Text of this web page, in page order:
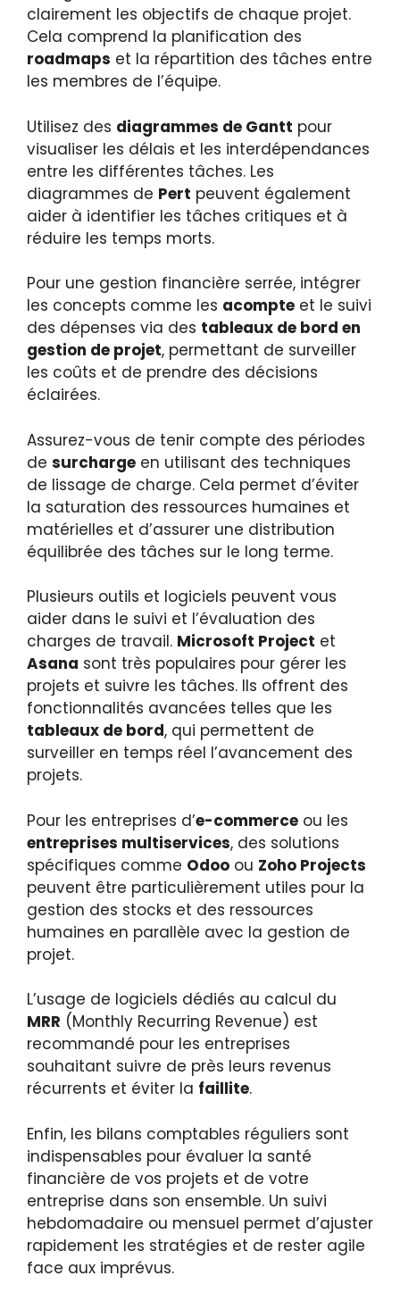
clairement les objectifs de chaque projet.
Cela comprend la planification des
roadmaps et la répartition des tâches entre
les membres de l’équipe.
Utilisez des diagrammes de Gantt pour
visualiser les délais et les interdépendances
entre les différentes tâches. Les
diagrammes de Pert peuvent également
aider à identifier les tâches critiques et à
réduire les temps morts.
Pour une gestion financière serrée, intégrer
les concepts comme les acompte et le suivi
des dépenses via des tableaux de bord en
gestion de projet, permettant de surveiller
les coûts et de prendre des décisions
éclairées.
Assurez-vous de tenir compte des périodes
de surcharge en utilisant des techniques
de lissage de charge. Cela permet d’éviter
la saturation des ressources humaines et
matérielles et d’assurer une distribution
équilibrée des tâches sur le long terme.
Plusieurs outils et logiciels peuvent vous
aider dans le suivi et l’évaluation des
charges de travail. Microsoft Project et
Asana sont très populaires pour gérer les
projets et suivre les tâches. Ils offrent des
fonctionnalités avancées telles que les
tableaux de bord, qui permettent de
surveiller en temps réel l’avancement des
projets.
Pour les entreprises d’e-commerce ou les
entreprises multiservices, des solutions
spécifiques comme Odoo ou Zoho Projects
peuvent être particulièrement utiles pour la
gestion des stocks et des ressources
humaines en parallèle avec la gestion de
projet.
L’usage de logiciels dédiés au calcul du
MRR (Monthly Recurring Revenue) est
recommandé pour les entreprises
souhaitant suivre de près leurs revenus
récurrents et éviter la faillite.
Enfin, les bilans comptables réguliers sont
indispensables pour évaluer la santé
financière de vos projets et de votre
entreprise dans son ensemble. Un suivi
hebdomadaire ou mensuel permet d’ajuster
rapidement les stratégies et de rester agile
face aux imprévus.